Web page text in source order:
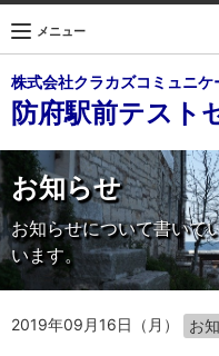
株式会社クラカズコミュニケ
防府駅前テスト
メニュー
お知らせ
お知らせについて書いて
います。
2019年09月16日（月） お